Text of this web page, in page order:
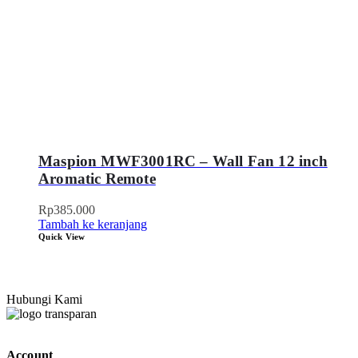
Maspion MWF3001RC – Wall Fan 12 inch
Aromatic Remote
Rp385.000
Tambah ke keranjang
Quick View
Hubungi Kami